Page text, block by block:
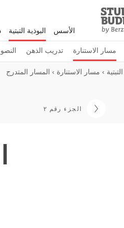
الأسس البوذية التبتية
مسار الاستنارة تدريب الذهن
› مسار الاستنارة › المسار المتدرج
الجزء رقم ٢